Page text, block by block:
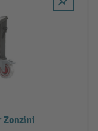
Zonzini